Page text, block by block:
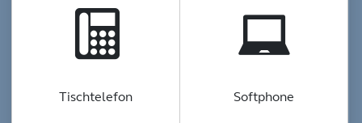
Tischtelefon Softphone